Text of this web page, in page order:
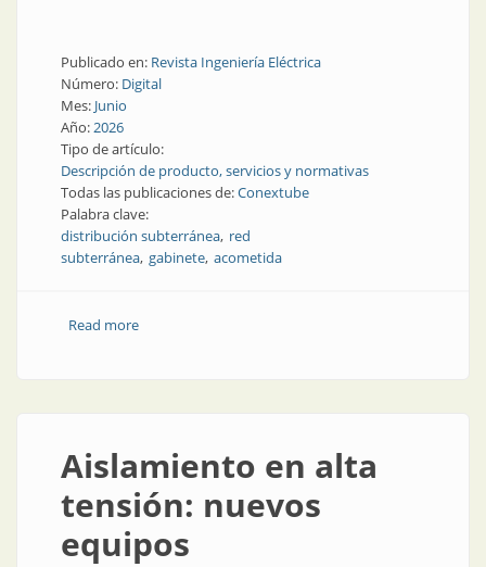
Publicado en: Revista Ingeniería Eléctrica
Número: Digital
Mes: Junio
Año:2026
Tipo de artículo:
Descripción de producto, servicios y normativas
Todas las publicaciones de:Conextube
Palabra clave:
distribución subterránea red
subterránea gabinete acometida
Read moreabout Buena circulación bajo tierra
Aislamiento en alta
tensión: nuevos
equipos